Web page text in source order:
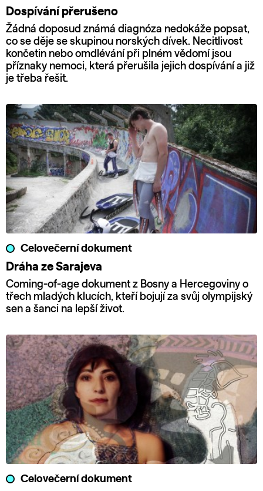
Dospívání přerušeno
Žádná doposud známá diagnóza nedokáže popsat,
co se děje se skupinou norských dívek. Necitlivost
končetin nebo omdlévání při plném vědomí jsou
příznaky nemoci, která přerušila jejich dospívání a již
je třeba řešit.
Celovečerní dokument
Dráha ze Sarajeva
Coming-of-age dokument z Bosny a Hercegoviny o
třech mladých klucích, kteří bojují za svůj olympijský
sen a šanci na lepší život.
Celovečerní dokument